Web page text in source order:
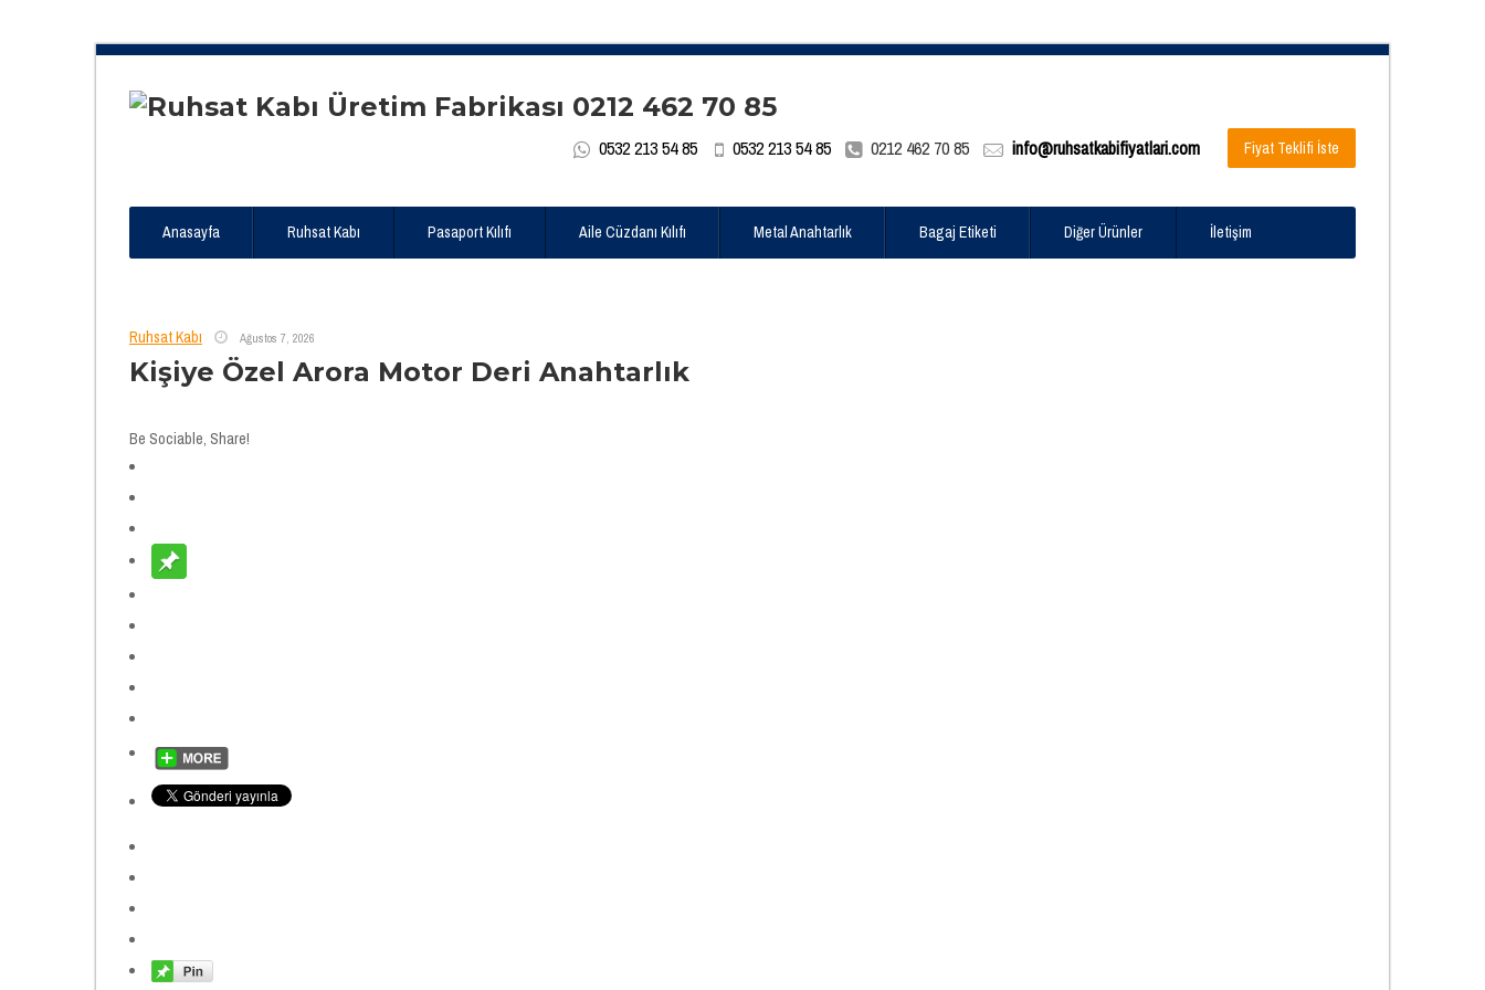
0532 213 54 85 0532 213 54 85 0212 462 70 85 info@ruhsatkabifiyatlari.com Fiyat Teklifi İste
Anasayfa Ruhsat Kabı Pasaport Kılıfı Aile Cüzdanı Kılıfı Metal Anahtarlık Bagaj Etiketi Diğer Ürünler İletişim
Ruhsat Kabı Ağustos 7, 2026
Kişiye Özel Arora Motor Deri Anahtarlık
Be Sociable, Share!